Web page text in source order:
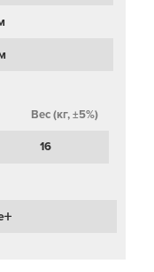
Вес (кг, ±5%)
16